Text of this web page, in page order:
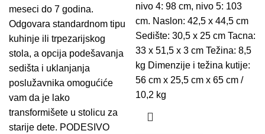
meseci do 7 godina.
Odgovara standardnom tipu
kuhinje ili trpezarijskog
stola, a opcija podešavanja
sedišta i uklanjanja
poslužavnika omogućiće
vam da je lako
transformišete u stolicu za
starije dete. PODESIVO
nivo 4: 98 cm, nivo 5: 103
cm. Naslon: 42,5 x 44,5 cm
Sedište: 30,5 x 25 cm Tacna:
33 x 51,5 x 3 cm Težina: 8,5
kg Dimenzije i težina kutije:
56 cm x 25,5 cm x 65 cm /
10,2 kg